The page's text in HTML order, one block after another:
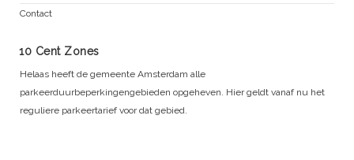
Contact
10 Cent Zones
Helaas heeft de gemeente Amsterdam alle
parkeerduurbeperkingengebieden opgeheven. Hier geldt vanaf nu het
reguliere parkeertarief voor dat gebied.